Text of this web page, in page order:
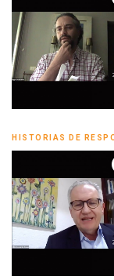
HISTORIAS DE